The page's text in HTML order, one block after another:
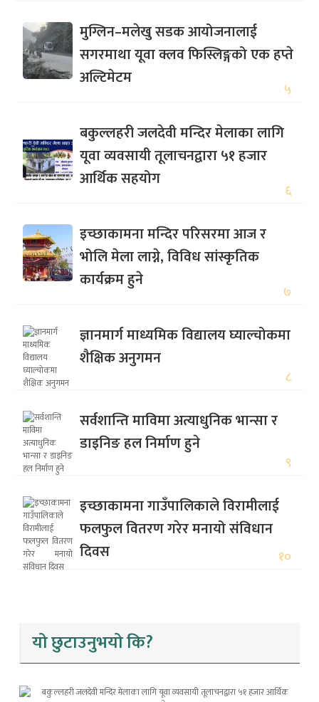
मुग्लिन–मलेखु सडक आयोजनालाई
सगरमाथा यूवा क्लव फिस्लिङ्गको एक हप्ते
अल्टिमेटम
५
बकुल्लहरी जलदेवी मन्दिर मेलाका लागि
यूवा व्यवसायी तूलाचनद्वारा ५१ हजार
आर्थिक सहयोग
६
इच्छाकामना मन्दिर परिसरमा आज र
भोलि मेला लाग्ने, विविध सांस्कृतिक
कार्यक्रम हुने
७
ज्ञानमार्ग माध्यमिक विद्यालय घ्याल्चोकमा
शैक्षिक अनुगमन
८
सर्वशान्ति माविमा अत्याधुनिक भान्सा र
डाइनिङ हल निर्माण हुने
९
इच्छाकामना गाउँपालिकाले विरामीलाई
फलफुल वितरण गरेर मनायो संविधान
दिवस
१०
यो छुटाउनुभयो कि?